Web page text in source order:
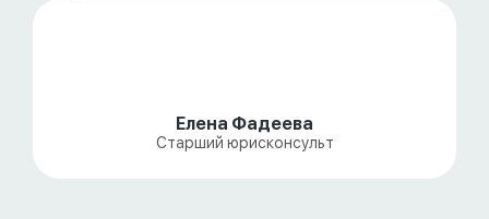
Елена Фадеева
Старший юрисконсульт